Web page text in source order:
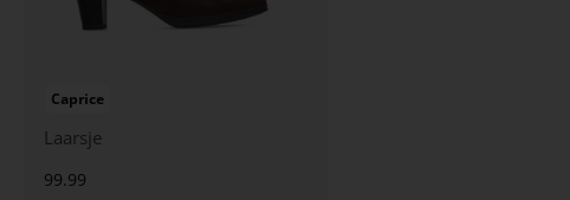
Caprice
Laarsje
99.99